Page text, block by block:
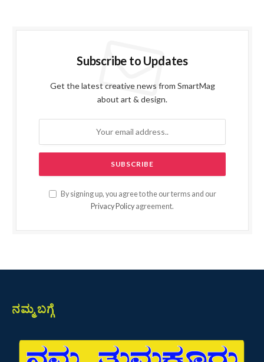
Subscribe to Updates
Get the latest creative news from SmartMag
about art & design.
By signing up, you agree to the our terms and our
Privacy Policy agreement.
ನಮ್ಮ ಬಗ್ಗೆ